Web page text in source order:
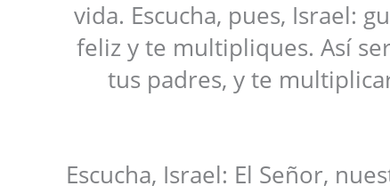
vida. Escucha, pues, Israel:
feliz y te multipliques. Así
tus padres, y te
Escucha, Israel: El Señor,